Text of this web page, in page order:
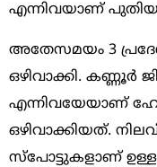
എന്നിവയാണ്
അതേസമയം 3
ഒഴിവാക്കി. കണ്ണൂര്‍
എന്നിവയേയാണ്
ഒഴിവാക്കിയത്.
സ്‌പോട്ടുകളാണ്